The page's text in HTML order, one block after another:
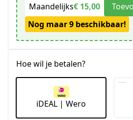
Maandelijks€ 15,00
Nog maar 9 beschikbaar!
Hoe wil je betalen?
iDEAL | Wero